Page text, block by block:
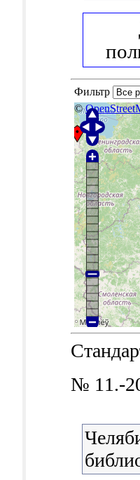
Фильтр
©
№ 11.-